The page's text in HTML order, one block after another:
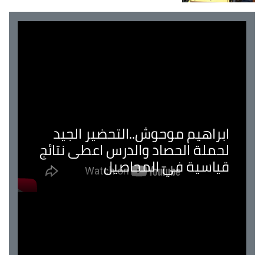
ابراهيم موحوش..التحضير الجيد
لحملة الحصاد والدرس اعطى نتائج
قياسية في المحاصيل